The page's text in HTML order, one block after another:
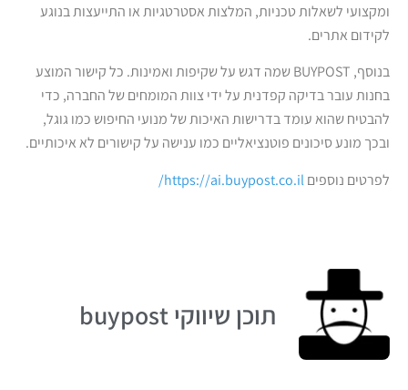
ומקצועי לשאלות טכניות, המלצות אסטרטגיות או התייעצות בנוגע
לקידום אתרים.
בנוסף, BUYPOST שמה דגש על שקיפות ואמינות. כל קישור המוצע
בחנות עובר בדיקה קפדנית על ידי צוות המומחים של החברה, כדי
להבטיח שהוא עומד בדרישות האיכות של מנועי החיפוש כמו גוגל,
ובכך מונע סיכונים פוטנציאליים כמו ענישה על קישורים לא איכותיים.
לפרטים נוספיםhttps://ai.buypost.co.il/
תוכן שיווקי buypost